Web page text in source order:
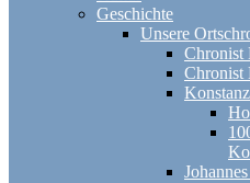
Geschichte
Unsere
Chronist
Chronist